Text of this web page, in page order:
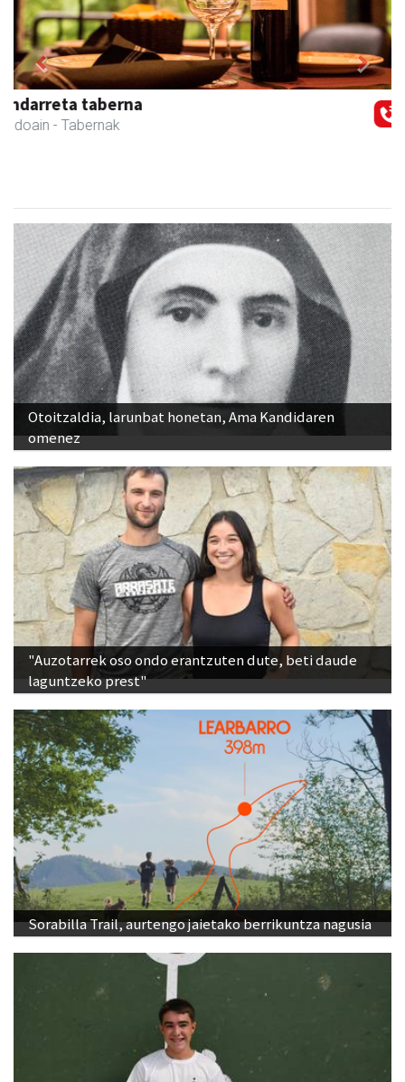
Txindoki taberna
Andoain -
Previous Next
Otoitzaldia, larunbat honetan, Ama Kandidaren
omenez
"Auzotarrek oso ondo erantzuten dute, beti daude
laguntzeko prest"
Sorabilla Trail, aurtengo jaietako berrikuntza nagusia